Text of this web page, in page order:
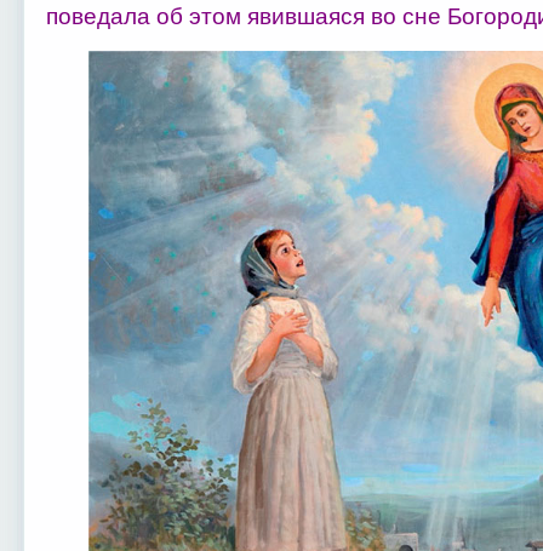
поведала об этом явившаяся во сне